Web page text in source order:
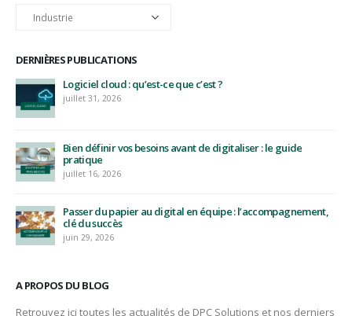
Catégories
DERNIÈRES PUBLICATIONS
Logiciel cloud : qu’est-ce que c’est ?
juillet 31, 2026
Bien définir vos besoins avant de digitaliser : le guide
pratique
juillet 16, 2026
Passer du papier au digital en équipe : l’accompagnement,
clé du succès
juin 29, 2026
A PROPOS DU BLOG
Retrouvez ici toutes les actualités de DPC Solutions et nos derniers